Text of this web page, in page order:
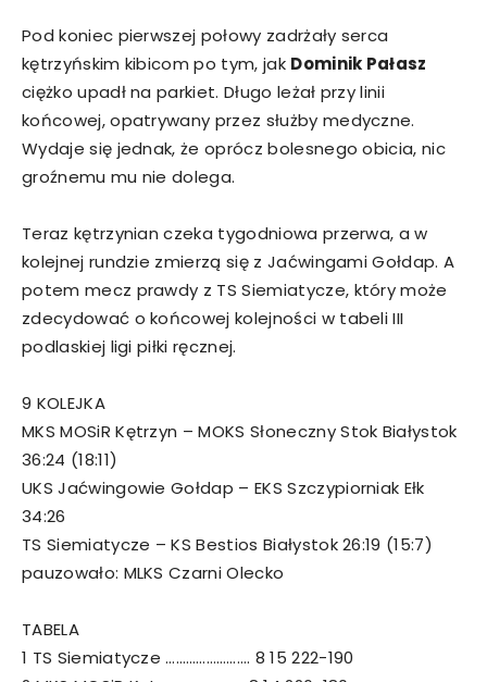
Pod koniec pierwszej połowy zadrżały serca
kętrzyńskim kibicom po tym, jak Dominik Pałasz
ciężko upadł na parkiet. Długo leżał przy linii
końcowej, opatrywany przez służby medyczne.
Wydaje się jednak, że oprócz bolesnego obicia, nic
groźnemu mu nie dolega.
Teraz kętrzynian czeka tygodniowa przerwa, a w
kolejnej rundzie zmierzą się z Jaćwingami Gołdap. A
potem mecz prawdy z TS Siemiatycze, który może
zdecydować o końcowej kolejności w tabeli III
podlaskiej ligi piłki ręcznej.
9 KOLEJKA
MKS MOSiR Kętrzyn – MOKS Słoneczny Stok Białystok
36:24 (18:11)
UKS Jaćwingowie Gołdap – EKS Szczypiorniak Ełk
34:26
TS Siemiatycze – KS Bestios Białystok 26:19 (15:7)
pauzowało: MLKS Czarni Olecko
TABELA
1 TS Siemiatycze ……………………. 8 15 222-190